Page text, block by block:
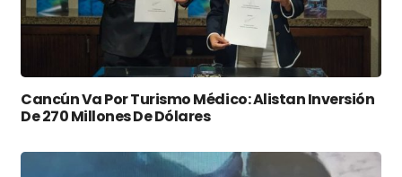
Cancún Va Por Turismo Médico: Alistan Inversión
De 270 Millones De Dólares